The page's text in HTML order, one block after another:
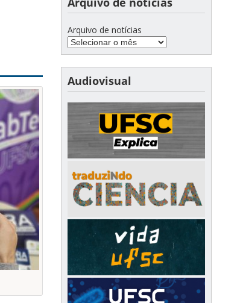
Arquivo de notícias
Audiovisual